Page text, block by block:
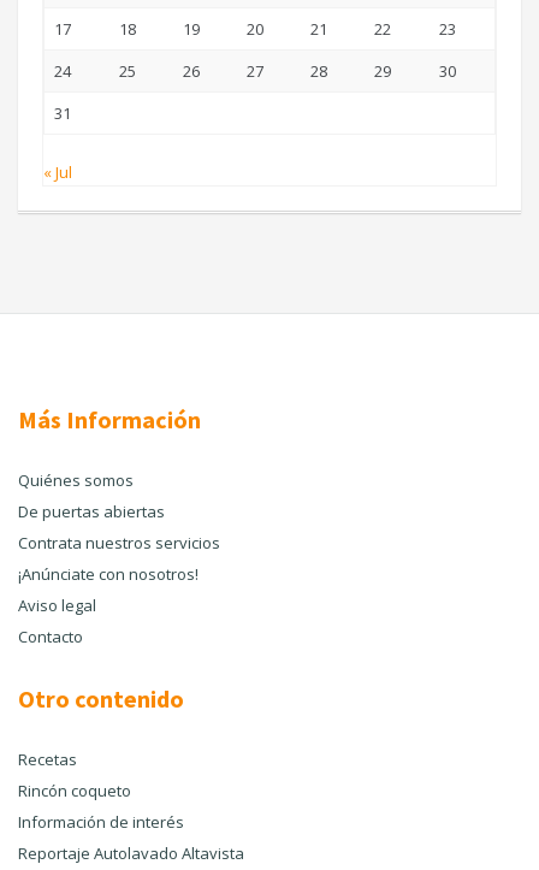
17
18 19 20 21 22
23
24
25 26 27 28 29
30
31
« Jul
Más Información
Quiénes somos
De puertas abiertas
Contrata nuestros servicios
¡Anúnciate con nosotros!
Aviso legal
Contacto
Otro contenido
Recetas
Rincón coqueto
Información de interés
Reportaje Autolavado Altavista